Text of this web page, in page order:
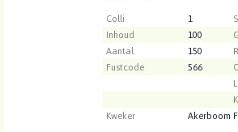
Colli 1
Inhoud
100
Aantal
150
Fustcode
566
Kweker
Akerboom
U moet ingelogd zijn om te
om in te loggen.